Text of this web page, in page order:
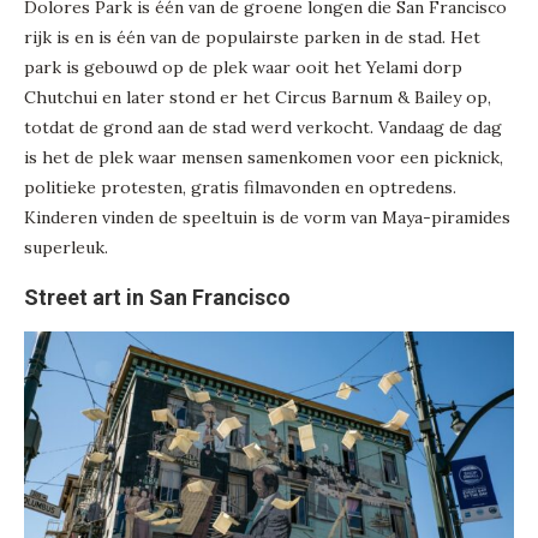
Dolores Park is één van de groene longen die San Francisco
rijk is en is één van de populairste parken in de stad. Het
park is gebouwd op de plek waar ooit het Yelami dorp
Chutchui en later stond er het Circus Barnum & Bailey op,
totdat de grond aan de stad werd verkocht. Vandaag de dag
is het de plek waar mensen samenkomen voor een picknick,
politieke protesten, gratis filmavonden en optredens.
Kinderen vinden de speeltuin is de vorm van Maya-piramides
superleuk.
Street art in San Francisco